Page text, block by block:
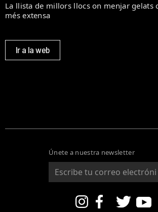
La llista de millors llocs on menjar gelats
més extensa
Ir a la web
Únete a nuestra newsletter